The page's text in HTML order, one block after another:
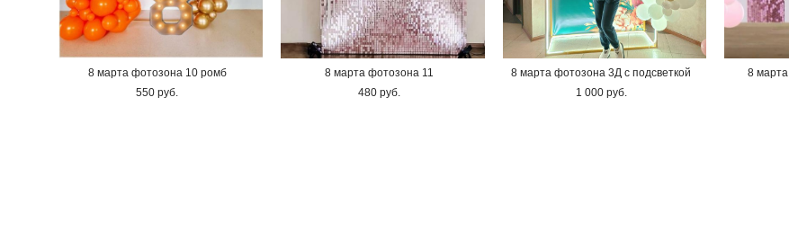
8 марта фотозона 10 ромб
550 pуб.
8 марта фотозона 11
480 pуб.
8 марта фотозона 3Д с подсветкой
1 000 pуб.
8